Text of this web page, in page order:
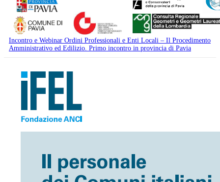
Incontro e Webinar Ordini Professionali e Enti Locali – Il Procedimento
Amministrativo ed Edilizio. Primo incontro in provincia di Pavia